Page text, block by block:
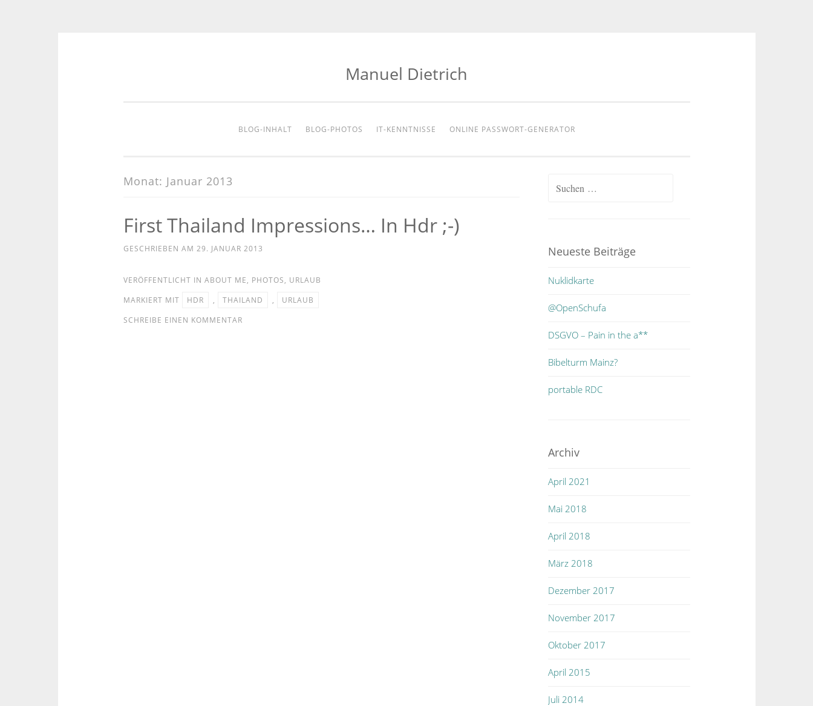
Manuel Dietrich
BLOG-INHALT BLOG-PHOTOS IT-KENNTNISSE ONLINE PASSWORT-GENERATOR
Monat: Januar 2013
First Thailand Impressions… In Hdr ;-)
GESCHRIEBEN AM 29. JANUAR 2013
VERÖFFENTLICHT IN ABOUT ME, PHOTOS, URLAUB
MARKIERT MIT
HDR , THAILAND ,
URLAUB
SCHREIBE EINEN KOMMENTAR
Suchen
Neueste Beiträge
Nuklidkarte
@OpenSchufa
DSGVO – Pain in the a**
Bibelturm Mainz?
portable RDC
Archiv
April 2021
Mai 2018
April 2018
März 2018
Dezember 2017
November 2017
Oktober 2017
April 2015
Juli 2014